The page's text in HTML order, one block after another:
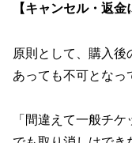
【キャンセル・返金
原則として、購入
あっても不可となっ
「間違えて一般チ